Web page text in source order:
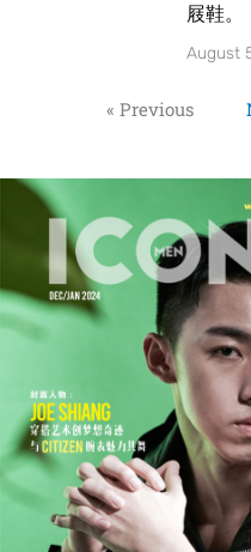
屐鞋。
August
« Previous